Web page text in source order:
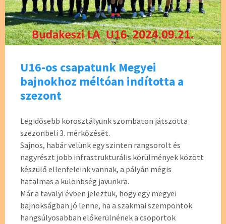
U16-os csapatunk Megyei
bajnokhoz méltóan indította a
szezont
Legidősebb korosztályunk szombaton játszotta
szezonbeli 3. mérkőzését.
Sajnos, habár velünk egy szinten rangsorolt és
nagyrészt jobb infrastrukturális körülmények között
készülő ellenfeleink vannak, a pályán mégis
hatalmas a különbség javunkra.
Már a tavalyi évben jeleztük, hogy egy megyei
bajnokságban jó lenne, ha a szakmai szempontok
hangsúlyosabban előkerülnének a csoportok